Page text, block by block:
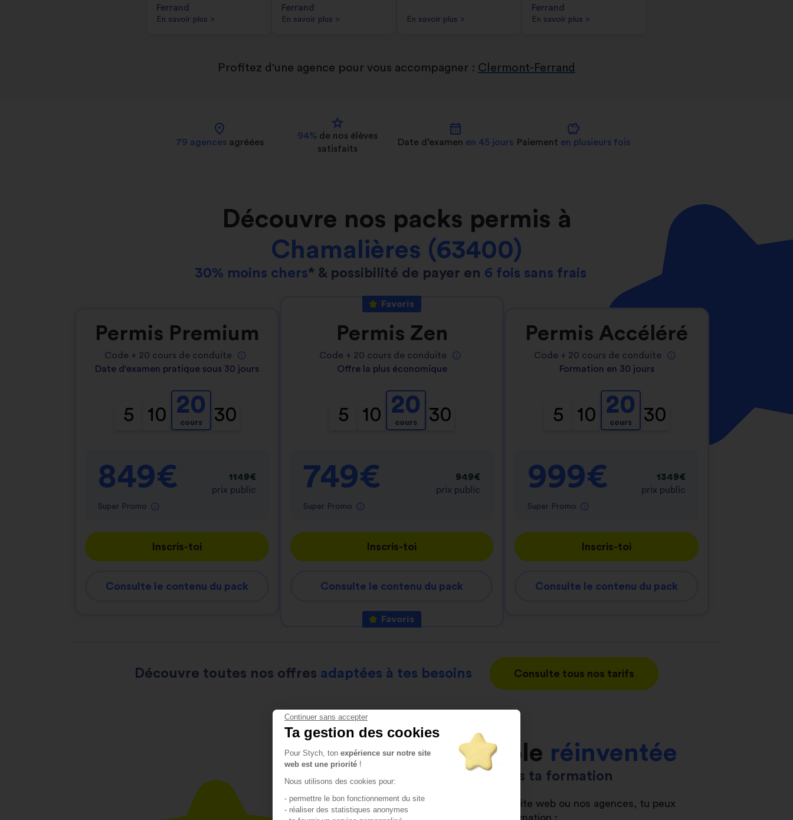
Continuer sans accepter
Ta gestion des cookies
Pour Stych, ton expérience sur notre site
web est une priorité !
Nous utilisons des cookies pour:
- permettre le bon fonctionnement du site
- réaliser des statistiques anonymes
Ferrand
En savoir plus >
Ferrand
En savoir plus > En savoir plus >
Ferrand
En savoir plus >
Profitez d'une agence pour vous accompagner : Clermont-Ferrand
location_on
79 agences agréées
star
94% de nos élèves
satisfaits
calendar_month
Date d’examen en 45 jours
savings
Paiement en plusieurs fois
Découvre nos packs permis à
Chamalières (63400)
30% moins chers* & possibilité de payer en 6 fois sans frais
Permis Premium
Code + 20 cours de conduite
Date d'examen pratique sous 30 jours
5 10 20
cours 30
849€
Super Promo
1149€
prix public
Inscris-toi
Consulte le contenu du pack
Favoris
Permis Zen
Code + 20 cours de conduite
Offre la plus économique
5 10 20
cours 30
749€
Super Promo
949€
prix public
Inscris-toi
Consulte le contenu du pack
Favoris
Permis Accéléré
Code + 20 cours de conduite
Formation en 30 jours
5 10 20
cours 30
999€
Super Promo
1349€
prix public
Inscris-toi
Consulte le contenu du pack
Découvre toutes nos offres adaptées à tes besoins Consulte tous nos tarifs
L’auto-école réinventée
C'est toi qui pilotes ta formation
Depuis notre app’, notre site web ou nos agences, tu peux
librement organiser ta formation :